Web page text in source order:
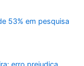
53% em pesquisa